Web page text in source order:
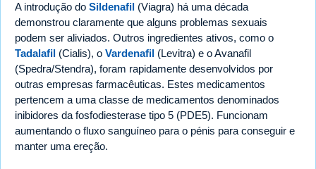
A introdução do Sildenafil (Viagra) há uma década
demonstrou claramente que alguns problemas sexuais
podem ser aliviados. Outros ingredientes ativos, como o
Tadalafil (Cialis), o Vardenafil (Levitra) e o Avanafil
(Spedra/Stendra), foram rapidamente desenvolvidos por
outras empresas farmacêuticas. Estes medicamentos
pertencem a uma classe de medicamentos denominados
inibidores da fosfodiesterase tipo 5 (PDE5). Funcionam
aumentando o fluxo sanguíneo para o pénis para conseguir e
manter uma ereção.